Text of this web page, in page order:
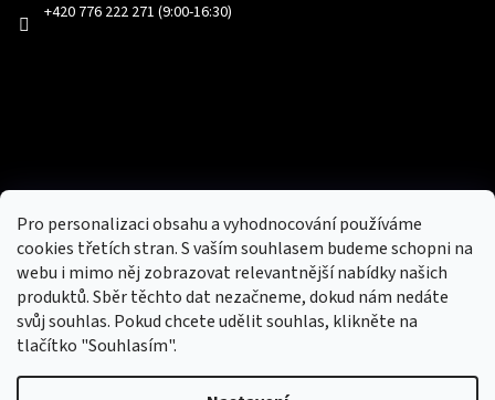
Pro personalizaci obsahu a vyhodnocování používáme
cookies třetích stran. S vaším souhlasem budeme schopni na
webu i mimo něj zobrazovat relevantnější nabídky našich
produktů. Sběr těchto dat nezačneme, dokud nám nedáte
svůj souhlas. Pokud chcete udělit souhlas, klikněte na
tlačítko "Souhlasím".
+420 776 222 271 (9:00-16:30)
Nový obchod s batohy, cestovními zavazadly, tašky a peněženky